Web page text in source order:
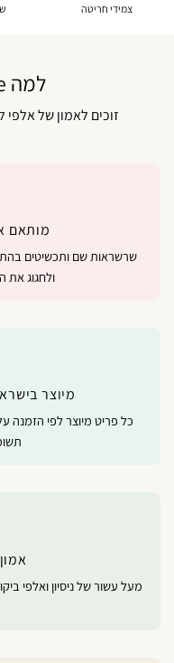
צמידי חריטה
למה Onecklace ?
זוכים לאמון של אלפי
מותאם
שרשראות שם ותכשיטים
ולחגוג את
מיוצר
כל פריט מיוצר לפי הזמנה
מעל עשור של ניסיון ואלפי